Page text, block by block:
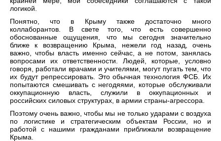
логикой.
Понятно, что в Крыму также достаточно много
коллаборантов. В свете того, что есть совершенно
обоснованные ощущения, что мы сегодня значительно
ближе к возвращению Крыма, нежели год назад, очень
важно, чтобы власть именно сейчас, а не потом, занялась
вопросами их ответственности. Людей, которые, условно
говоря, работали врачами и учителями, могут пугать тем, что
их будут репрессировать. Это обычная технология ФСБ. Их
попытаются смешивать с негодяями, которые обслуживали
оккупационную власть, служили в оккупационных и
российских силовых структурах, в армии страны-агрессора.
Поэтому очень важно, чтобы мы не только ударами с воздуха
по логистике и стратегическим объектам России, но и
работой с нашими гражданами приближали возвращение
Крыма.